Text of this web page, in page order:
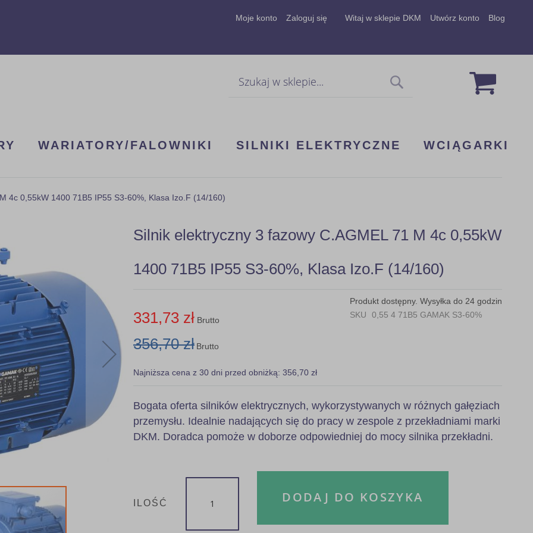
Moje konto Zaloguj się Witaj w sklepie DKM Utwórz konto Blog
Mój
WARIATORY/FALOWNIKI SILNIKI ELEKTRYCZNE WCIĄGARKI
4c 0,55kW 1400 71B5 IP55 S3-60%, Klasa Izo.F (14/160)
Silnik elektryczny 3 fazowy C.AGMEL 71 M 4c 0,55kW
1400 71B5 IP55 S3-60%, Klasa Izo.F (14/160)
Produkt dostępny. Wysyłka do 24 godzin
SKU
0,55 4 71B5 GAMAK S3-60%
331,73 zł Brutto
356,70 zł Brutto
Najniższa cena z 30 dni przed obniżką: 356,70 zł
Bogata oferta silników elektrycznych, wykorzystywanych w różnych gałęziach
przemysłu. Idealnie nadających się do pracy w zespole z przekładniami marki
DKM. Doradca pomoże w doborze odpowiedniej do mocy silnika przekładni.
ILOŚĆ DODAJ DO KOSZYKA